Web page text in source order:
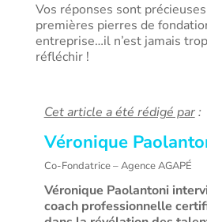
Vos réponses sont
premières pierres de
entreprise…il n’est jamais
réfléchir !
Cet article a été rédigé par:
Véronique
Co-Fondatrice – Agence AGAPÉ
Véronique Paolantoni
coach professionnelle